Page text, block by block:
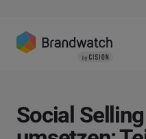
Social